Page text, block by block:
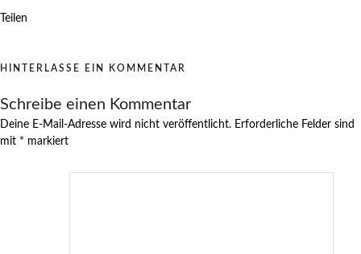
Teilen
HINTERLASSE EIN KOMMENTAR
Schreibe einen Kommentar
Deine E-Mail-Adresse wird nicht veröffentlicht. Erforderliche Felder sind
mit * markiert